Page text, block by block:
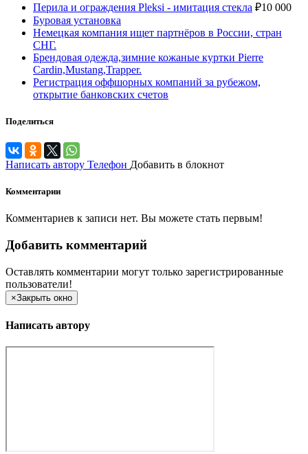
Перила и ограждения Pleksi - имитация стекла ₽10 000
Буровая установка
Немецкая компания ищет партнёров в России, стран
СНГ.
Брендовая одежда,зимние кожаные куртки Pierre
Cardin,Mustang,Trapper.
Регистрация оффшорных компаний за рубежом,
открытие банковских счетов
Поделиться
Написать автору Телефон Добавить в блокнот
Комментарии
Комментариев к записи нет. Вы можете стать первым!
Добавить комментарий
Оставлять комментарии могут только зарегистрированные
пользователи!
×Закрыть окно
Написать автору